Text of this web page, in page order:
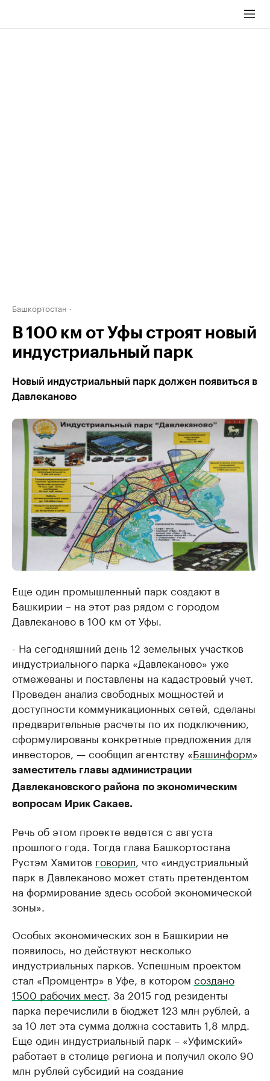
Башкортостан
В 100 км от Уфы строят новый
индустриальный парк
Новый индустриальный парк должен появиться в
Давлеканово
Еще один промышленный парк создают в
Башкирии – на этот раз рядом с городом
Давлеканово в 100 км от Уфы.
- На сегодняшний день 12 земельных участков
индустриального парка «Давлеканово» уже
отмежеваны и поставлены на кадастровый учет.
Проведен анализ свободных мощностей и
доступности коммуникационных сетей, сделаны
предварительные расчеты по их подключению,
сформулированы конкретные предложения для
инвесторов, — сообщил агентству «Башинформ»
заместитель главы администрации
Давлекановского района по экономическим
вопросам Ирик Сакаев.
Речь об этом проекте ведется с августа
прошлого года. Тогда глава Башкортостана
Рустэм Хамитов говорил, что «индустриальный
парк в Давлеканово может стать претендентом
на формирование здесь особой экономической
зоны».
Особых экономических зон в Башкирии не
появилось, но действуют несколько
индустриальных парков. Успешным проектом
стал «Промцентр» в Уфе, в котором создано
1500 рабочих мест. За 2015 год резиденты
парка перечислили в бюджет 123 млн рублей, а
за 10 лет эта сумма должна составить 1,8 млрд.
Еще один индустриальный парк – «Уфимский»
работает в столице региона и получил около 90
млн рублей субсидий на создание